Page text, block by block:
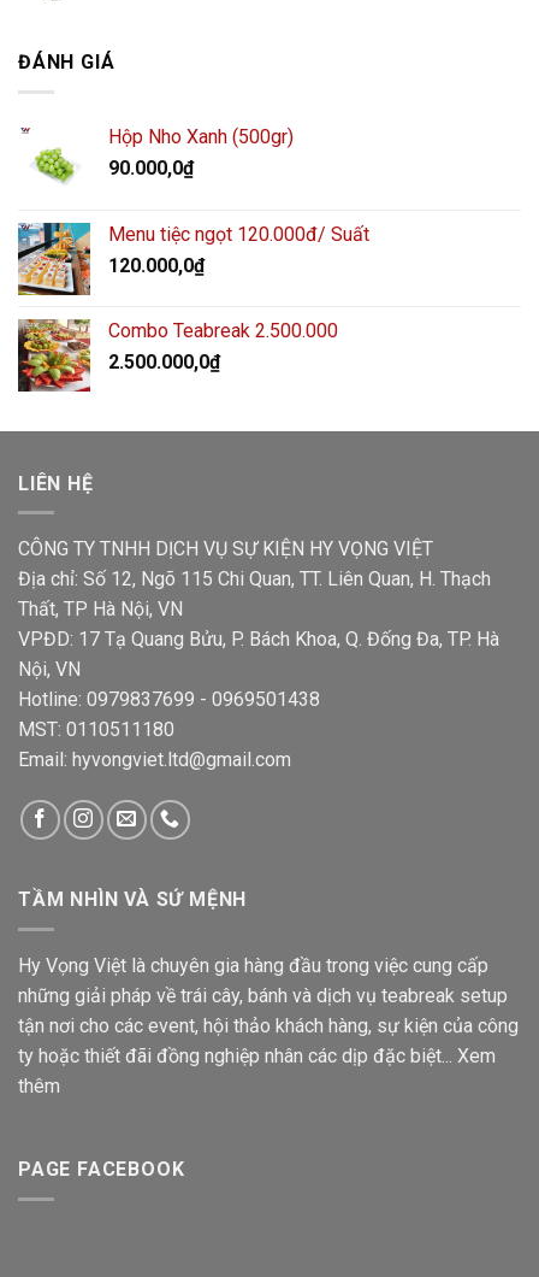
ĐÁNH GIÁ
Hộp Nho Xanh (500gr)
90.000,0₫
Menu tiệc ngọt 120.000đ/ Suất
120.000,0₫
Combo Teabreak 2.500.000
2.500.000,0₫
LIÊN HỆ
CÔNG TY TNHH DỊCH VỤ SỰ KIỆN HY VỌNG VIỆT
Địa chỉ: Số 12, Ngõ 115 Chi Quan, TT. Liên Quan, H. Thạch
Thất, TP Hà Nội, VN
VPĐD: 17 Tạ Quang Bửu, P. Bách Khoa, Q. Đống Đa, TP. Hà
Nội, VN
Hotline: 0979837699 - 0969501438
MST: 0110511180
Email: hyvongviet.ltd@gmail.com
TẦM NHÌN VÀ SỨ MỆNH
Hy Vọng Việt là chuyên gia hàng đầu trong việc cung cấp
những giải pháp về trái cây, bánh và dịch vụ teabreak setup
tận nơi cho các event, hội thảo khách hàng, sự kiện của công
ty hoặc thiết đãi đồng nghiệp nhân các dịp đặc biệt... Xem
thêm
PAGE FACEBOOK